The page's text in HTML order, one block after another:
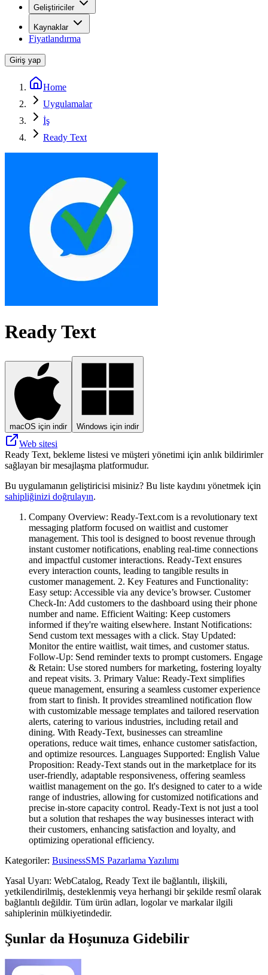
Geliştiriciler
Kaynaklar
Fiyatlandırma
Giriş yap
Home
Uygulamalar
İş
Ready Text
Ready Text
macOS için indir Windows için indir
Web sitesi
Ready Text, bekleme listesi ve müşteri yönetimi için anlık bildirimler
sağlayan bir mesajlaşma platformudur.
Bu uygulamanın geliştiricisi misiniz? Bu liste kaydını yönetmek için
sahipliğinizi doğrulayın.
Company Overview: Ready-Text.com is a revolutionary text
messaging platform focused on waitlist and customer
management. This tool is designed to boost revenue through
instant customer notifications, enabling real-time connections
and impactful customer interactions. Ready-Text ensures
every interaction counts, leading to tangible results in
customer management. 2. Key Features and Functionality:
Easy setup: Accessible via any device’s browser. Customer
Check-In: Add customers to the dashboard using their phone
number and name. Efficient Waiting: Keep customers
informed if they're waiting elsewhere. Instant Notifications:
Send custom text messages with a click. Stay Updated:
Monitor the entire waitlist, wait times, and customer status.
Follow-Up: Send reminder texts to prompt customers. Engage
& Retain: Use stored numbers for marketing, fostering loyalty
and repeat visits. 3. Primary Value: Ready-Text simplifies
queue management, ensuring a seamless customer experience
from start to finish. It provides streamlined notification flow
with customizable message templates and tailored reservation
alerts, catering to various industries, including retail and
dining. With Ready-Text, businesses can streamline
operations, reduce wait times, enhance customer satisfaction,
and optimize resources. Languages Supported: English Value
Proposition: Ready-Text stands out in the marketplace for its
user-friendly, adaptable responsiveness, offering seamless
waitlist management on the go. It's designed to cater to a wide
range of industries, allowing for customized notifications and
precise in-store capacity control. Ready-Text is not just a tool
but a solution that reshapes the way businesses interact with
their customers, enhancing satisfaction and loyalty, and
optimizing operational efficiency.
Kategoriler: BusinessSMS Pazarlama Yazılımı
Yasal Uyarı: WebCatalog, Ready Text ile bağlantılı, ilişkili,
yetkilendirilmiş, desteklenmiş veya herhangi bir şekilde resmî olarak
bağlantılı değildir. Tüm ürün adları, logolar ve markalar ilgili
sahiplerinin mülkiyetindedir.
Şunlar da Hoşunuza Gidebilir